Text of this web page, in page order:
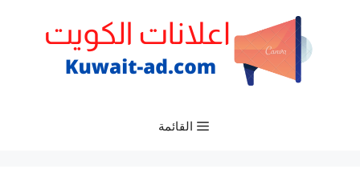
القائمة